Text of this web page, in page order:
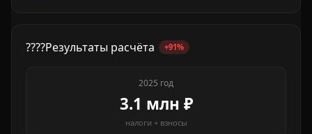
????Результаты расчёта +91%
2025 год
3.1 млн ₽
налоги + взносы